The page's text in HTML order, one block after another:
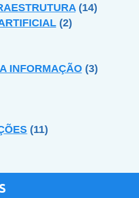
(14)
(2)
INFORMAÇÃO(3)
(11)